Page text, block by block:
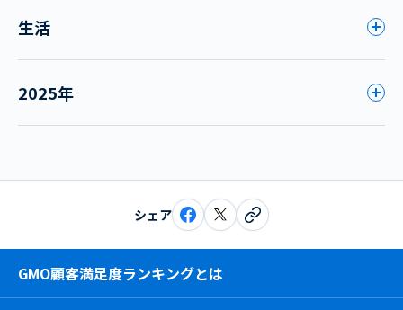
生活
2025年
シェア
GMO顧客満足度ランキングとは